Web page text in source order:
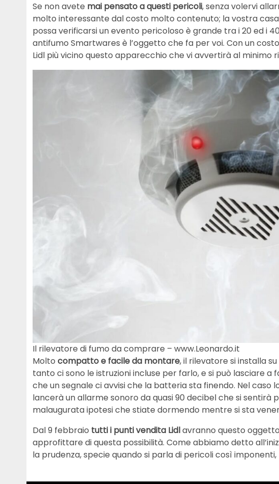
Se non avete mai pensato a questi pericoli, senza volervi
molto interessante dal costo molto contenuto; la vostra
possa verificarsi un evento pericoloso è grande tra i 20 ed i
antifumo Smartwares è l’oggetto che fa per voi. Con un
Lidl più vicino questo apparecchio che vi avvertirà al minimo
Il rilevatore di fumo da comprare – www.Leonardo.it
Molto compatto e facile da montare, il rilevatore si installa
tanto ci sono le istruzioni incluse per farlo, e si può lasciare a
che un segnale ci avvisi che la batteria sta finendo. Nel caso
lancerà un allarme sonoro da quasi 90 decibel che si sentirà
malaugurata ipotesi che stiate dormendo mentre si sta
Dal 9 febbraio tutti i punti vendita Lidlavranno questo
approfittare di questa possibilità. Come abbiamo detto
la prudenza, specie quando si parla di pericoli così